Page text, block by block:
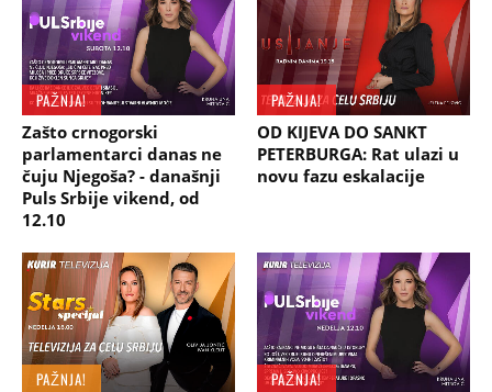
PAŽNJA!
Zašto crnogorski
parlamentarci danas ne
čuju Njegoša? - današnji
Puls Srbije vikend, od
12.10
PAŽNJA!
OD KIJEVA DO SANKT
PETERBURGA: Rat ulazi u
novu fazu eskalacije
PAŽNJA!
PAŽNJA!